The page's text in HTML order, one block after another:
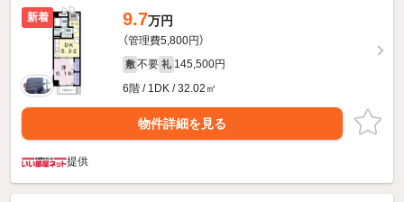
新着 9.7万円
（管理費5,800円）
敷 不要 礼 145,500円
6階 / 1DK / 32.02㎡
物件詳細を見る
提供